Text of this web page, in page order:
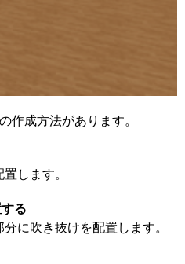
作成方法があります。
します。
る
に吹き抜けを配置します。